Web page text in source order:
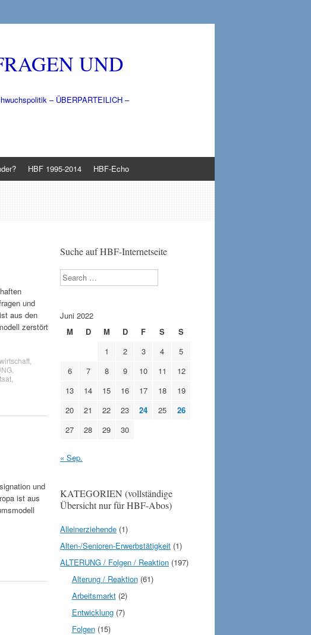
UND
– ÜBERPARTEILICH –
HBF 1995-2014 HBF-Echo
und
aus den
zerstört
und
ist aus
Suche auf HBF-Internetseite
Search
Juni 2022
M
D M D F S
S
1
2 3 4
5
6
7 8 9 10 11
12
13
14 15 16 17 18
19
20
21 22 23 24 25
26
27
28 29 30
« Sep.
KATEGORIEN (vollständige
Übersicht nur für HBF-Abos)
Alleinerziehende (1)
Alten-/Senioren-Erwerbstätigkeit (1)
ALTERUNG / Folgen / Reaktion (197)
Alterung / Reaktion(61)
Arbeitsmarkt(2)
Entwicklung(7)
Folgen(15)